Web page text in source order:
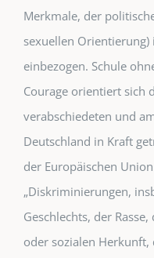
Merkmale, der
sexuellen
einbezogen. Schule
Courage orientiert sich
verabschiedeten und
Deutschland in Kraft
der Europäischen
„Diskriminierungen,
Geschlechts, der
oder sozialen